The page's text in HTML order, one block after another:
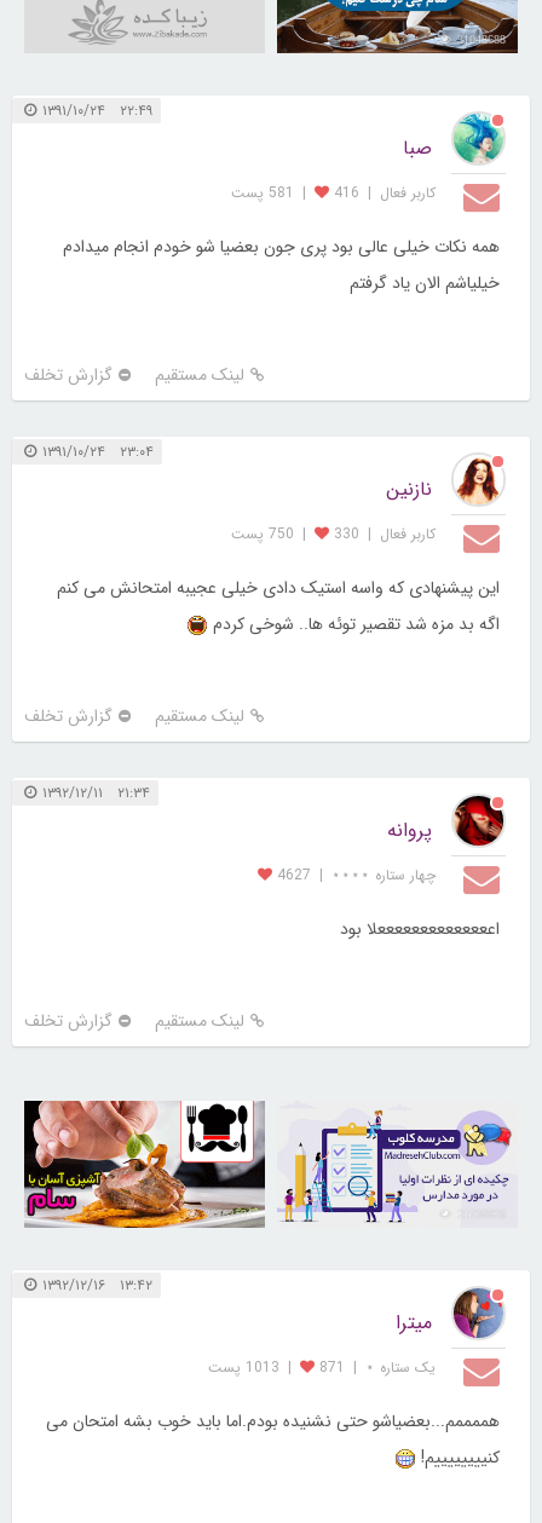
31048688
۲۲:۴۹ ۱۳۹۱/۱۰/۲۴
صبا
کاربر فعال |
416
| 581 پست
همه نکات خیلی عالی بود پری جون بعضیا شو خودم انجام میدادم
خیلیاشم الان یاد گرفتم
لینک مستقیم گزارش تخلف
۲۳:۰۴ ۱۳۹۱/۱۰/۲۴
نازنین
کاربر فعال |
330
| 750 پست
این پیشنهادی که واسه استیک دادی خیلی عجیبه امتحانش می کنم
اگه بد مزه شد تقصیر توئه ها.. شوخی کردم
لینک مستقیم گزارش تخلف
۲۱:۳۴ ۱۳۹۲/۱۲/۱۱
پروانه
چهار ستاره ⋆⋆⋆⋆ |
4627
اععععععععععععععلا بود
لینک مستقیم گزارش تخلف
30263531
۱۳:۴۲ ۱۳۹۲/۱۲/۱۶
میترا
یک ستاره ⋆ |
871
| 1013 پست
هممممم...بعضیاشو حتی نشنیده بودم.اما باید خوب بشه امتحان می
کنییییییییم!